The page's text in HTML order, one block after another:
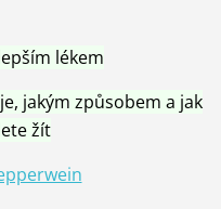
lékem
jakým způsobem a jak
žít